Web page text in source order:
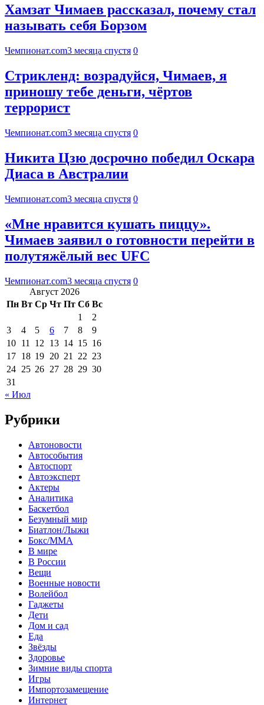
Хамзат Чимаев рассказал, почему стал
называть себя Борзом
Чемпионат.com3 месяца спустя 0
Стрикленд: возрадуйся, Чимаев, я
приношу тебе деньги, чёртов
террорист
Чемпионат.com3 месяца спустя 0
Никита Цзю досрочно победил Оскара
Диаса в Австралии
Чемпионат.com3 месяца спустя 0
«Мне нравится кушать пиццу».
Чимаев заявил о готовности перейти в
полутяжёлый вес UFC
Чемпионат.com3 месяца спустя 0
Август 2026
Пн Вт Ср Чт Пт Сб Вс
1
2
3
4 5 6 7 8
9
10 11 12 13 14 15 16
17 18 19 20 21 22 23
24 25 26 27 28 29 30
31
« Июл
Рубрики
Автоновости
Автособытия
Автоспорт
Автоэксперт
Актеры
Аналитика
Баскетбол
Безумный мир
Биатлон/Лыжи
Бокс/MMA
В мире
В России
Вещи
Военные новости
Волейбол
Гаджеты
Дети
Дом и сад
Еда
Звёзды
Здоровье
Зимние виды спорта
Игры
Импортозамещение
Интернет